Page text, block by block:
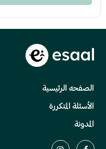
الصفحه الرئيسية
الأسئلة المتكررة
المدونة